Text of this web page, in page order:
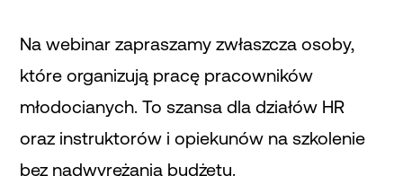
Na webinar zapraszamy zwłaszcza osoby,
które organizują pracę pracowników
młodocianych. To szansa dla działów HR
oraz instruktorów i opiekunów na szkolenie
bez nadwyrężania budżetu.